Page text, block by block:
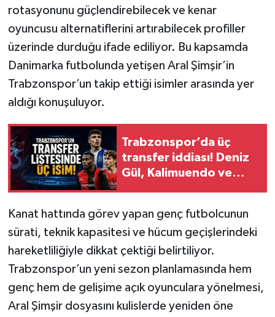
rotasyonunu güçlendirebilecek ve kenar
oyuncusu alternatiflerini artırabilecek profiller
üzerinde durduğu ifade ediliyor. Bu kapsamda
Danimarka futbolunda yetişen Aral Şimşir’in
Trabzonspor’un takip ettiği isimler arasında yer
aldığı konuşuluyor.
Trabzonspor’da üç
transfer iddiası! Deniz
Gül, Kalimuendo ve
Kanat hattında görev yapan genç futbolcunun
sürati, teknik kapasitesi ve hücum geçişlerindeki
hareketliliğiyle dikkat çektiği belirtiliyor.
Trabzonspor’un yeni sezon planlamasında hem
genç hem de gelişime açık oyunculara yönelmesi,
Aral Şimşir dosyasını kulislerde yeniden öne